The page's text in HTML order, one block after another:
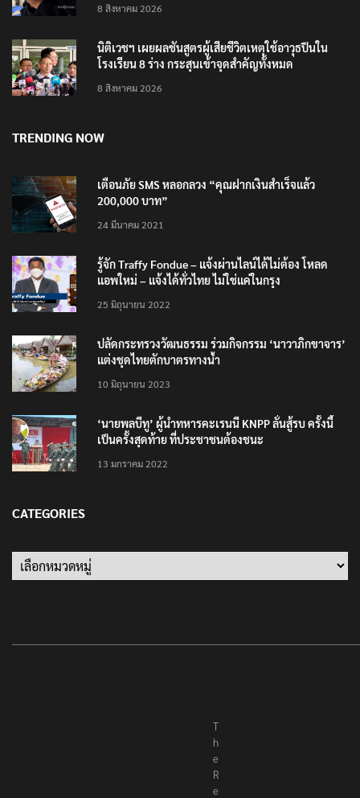
8 สิงหาคม 2026
นิติเวชฯ เผยผลชันสูตรผู้เสียชีวิตเหตุใช้อาวุธปืนใน
โรงเรียน 8 ร่าง กระสุนเข้าจุดสำคัญทั้งหมด
8 สิงหาคม 2026
TRENDING NOW
เตือนภัย SMS หลอกลวง “คุณฝากเงินสำเร็จแล้ว
200,000 บาท”
24 มีนาคม 2021
รู้จัก Traffy Fondue – แจ้งผ่านไลน์ได้ไม่ต้อง โหลด
แอพใหม่ – แจ้งได้ทั่วไทย ไม่ใช่แค่ในกรุง
25 มิถุนายน 2022
ปลัดกระทรวงวัฒนธรรม ร่วมกิจกรรม ‘นาวาภิกขาจาร’
แต่งชุดไทยตักบาตรทางน้ำ
10 มิถุนายน 2023
‘นายพลบีทู’ ผู้นำทหารคะเรนนี KNPP ลั่นสู้รบ ครั้งนี้
เป็นครั้งสุดท้าย ที่ประชาชนต้องชนะ
13 มกราคม 2022
CATEGORIES
T
h
e
R
e